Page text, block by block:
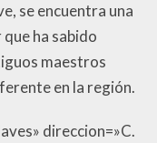
se encuentra una
ha sabido
maestros
en la región.
direccion=»C.